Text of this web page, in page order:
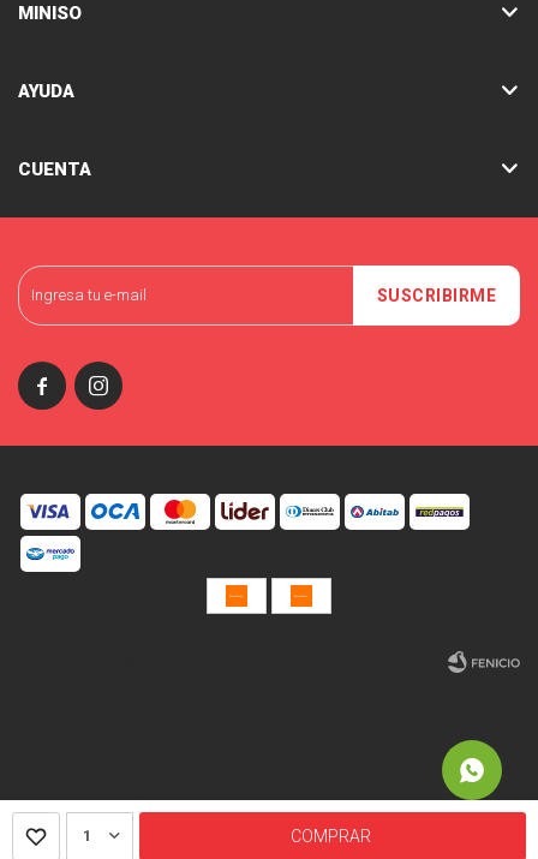
1 COMPRAR
SUSCRIBIRME
 
MINISO
AYUDA
CUENTA